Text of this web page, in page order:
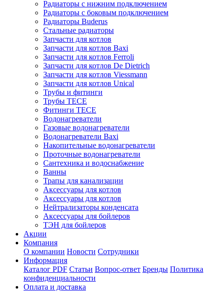
Радиаторы с нижним подключением
Радиаторы с боковым подключением
Радиаторы Buderus
Стальные радиаторы
Запчасти для котлов
Запчасти для котлов Baxi
Запчасти для котлов Ferroli
Запчасти для котлов De Dietrich
Запчасти для котлов Viessmann
Запчасти для котлов Unical
Трубы и фитинги
Трубы TECE
Фитинги TECE
Водонагреватели
Газовые водонагреватели
Водонагреватели Baxi
Накопительные водонагреватели
Проточные водонагреватели
Сантехника и водоснабжение
Ванны
Трапы для канализации
Аксессуары для котлов
Аксессуары для котлов
Нейтрализаторы конденсата
Аксессуары для бойлеров
ТЭН для бойлеров
Акции
Компания
О компании Новости Сотрудники
Информация
Каталог PDF Статьи Вопрос-ответ Бренды Политика
конфиденциальности
Оплата и доставка